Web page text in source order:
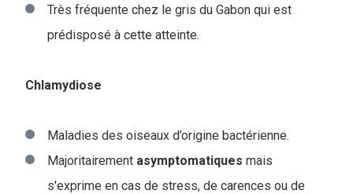
Très fréquente chez le gris du Gabon qui est
prédisposé à cette atteinte.
Chlamydiose
Maladies des oiseaux d’origine bactérienne.
Majoritairement asymptomatiques mais
s'exprime en cas de stress, de carences ou de